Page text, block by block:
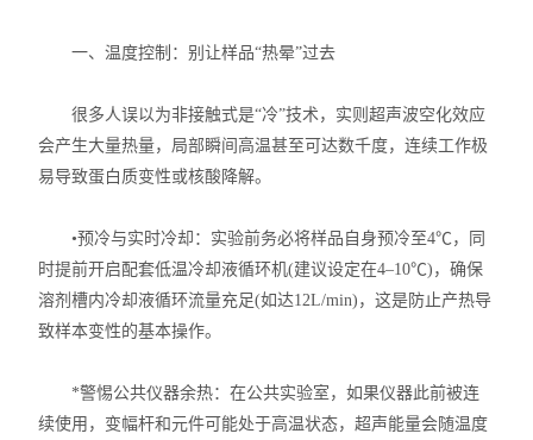
一、温度控制：别让样品“热晕”过去
很多人误以为非接触式是“冷”技术，实则超声波空化效应
会产生大量热量，局部瞬间高温甚至可达数千度，连续工作极
易导致蛋白质变性或核酸降解。
•预冷与实时冷却：实验前务必将样品自身预冷至4℃，同
时提前开启配套低温冷却液循环机(建议设定在4–10℃)，确保
溶剂槽内冷却液循环流量充足(如达12L/min)，这是防止产热导
致样本变性的基本操作。
*警惕公共仪器余热：在公共实验室，如果仪器此前被连
续使用，变幅杆和元件可能处于高温状态，超声能量会随温度